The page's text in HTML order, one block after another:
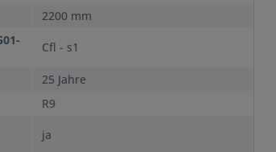
2200 mm
Cfl - s1
25 Jahre
R9
ja